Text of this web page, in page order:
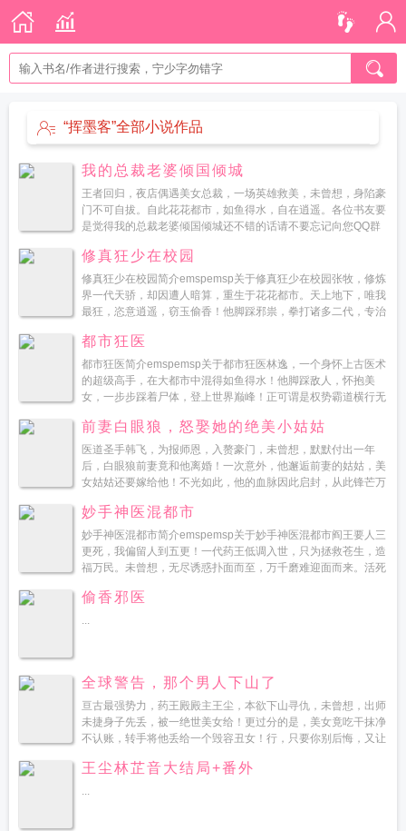
“挥墨客”全部小说作品
我的总裁老婆倾国倾城
王者回归，夜店偶遇美女总裁，一场英雄救美，未曾想，身陷豪
门不可自拔。自此花花都市，如鱼得水，自在逍遥。各位书友要
是觉得我的总裁老婆倾国倾城还不错的话请不要忘记向您QQ群
修真狂少在校园
修真狂少在校园简介emspemsp关于修真狂少在校园张牧，修炼
界一代天骄，却因遭人暗算，重生于花花都市。天上地下，唯我
最狂，恣意逍遥，窃玉偷香！他脚踩邪祟，拳打诸多二代，专治
都市狂医
都市狂医简介emspemsp关于都市狂医林逸，一个身怀上古医术
的超级高手，在大都市中混得如鱼得水！他脚踩敌人，怀抱美
女，一步步踩着尸体，登上世界巅峰！正可谓是权势霸道横行无
前妻白眼狼，怒娶她的绝美小姑姑
医道圣手韩飞，为报师恩，入赘豪门，未曾想，默默付出一年
后，白眼狼前妻竟和他离婚！一次意外，他邂逅前妻的姑姑，美
女姑姑还要嫁给他！不光如此，他的血脉因此启封，从此锋芒万
好…...
妙手神医混都市
妙手神医混都市简介emspemsp关于妙手神医混都市阎王要人三
更死，我偏留人到五更！一代药王低调入世，只为拯救苍生，造
福万民。未曾想，无尽诱惑扑面而至，万千磨难迎面而来。活死
偷香邪医
...
全球警告，那个男人下山了
亘古最强势力，药王殿殿主王尘，本欲下山寻仇，未曾想，出师
未捷身子先丢，被一绝世美女给！更过分的是，美女竟吃干抹净
不认账，转手将他丢给一个毁容丑女！行，只要你别后悔，又让
拨...
王尘林芷音大结局+番外
...